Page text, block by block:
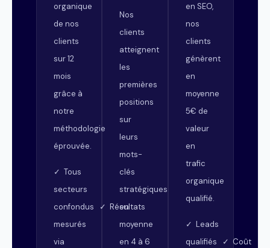
organique
de nos
clients
sur 12
mois
grâce à
notre
méthodologie
éprouvée.
✓ Tous
secteurs
confondus ✓ Résultats
mesurés
via
Nos
clients
atteignent
les
premières
positions
sur
leurs
mots-
clés
stratégiques
en
moyenne
en 4 à 6
en SEO,
nos
clients
génèrent
en
moyenne
5€ de
valeur
en
trafic
organique
qualifié.
✓ Leads
qualifiés ✓ Coût